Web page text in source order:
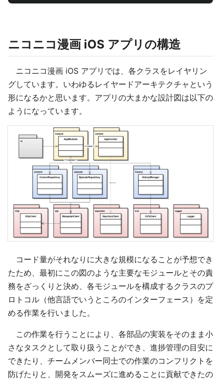
ニコニコ漫画 iOS アプリの構造
ニコニコ漫画 iOS アプリでは、各クラスをレイヤリン
グしています。いわゆるレイヤードアーキテクチャという
形になるかと思います。アプリの大まかな設計図は以下の
ようになっています。
コード量がそれなりに大きな規模になることが予想でき
たため、最初にこの図のような主要なモジュールとその責
務をざっくりと決め、各モジュールを構成するクラスのプ
ロトコル（他言語でいうところのインターフェース）を定
める作業を行いました。
この作業を行うことにより、各部品の実装をそのまま小
さなタスクとして取り扱うことができ、進捗管理の目安に
できたり、チームメンバー同士での作業のコンフリクトを
防げたりと、開発をスムーズに進めることに貢献できたの